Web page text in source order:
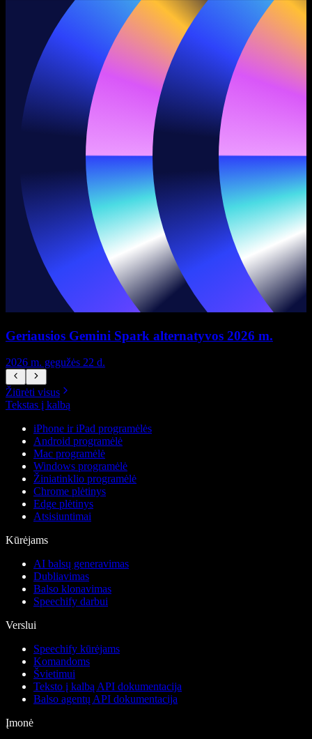
Geriausios Gemini Spark alternatyvos 2026 m.
2026 m. gegužės 22 d.
Žiūrėti visus
Tekstas į kalbą
iPhone ir iPad programėlės
Android programėlė
Mac programėlė
Windows programėlė
Žiniatinklio programėlė
Chrome plėtinys
Edge plėtinys
Atsisiuntimai
Kūrėjams
AI balsų generavimas
Dubliavimas
Balso klonavimas
Speechify darbui
Verslui
Speechify kūrėjams
Komandoms
Švietimui
Teksto į kalbą API dokumentacija
Balso agentų API dokumentacija
Įmonė